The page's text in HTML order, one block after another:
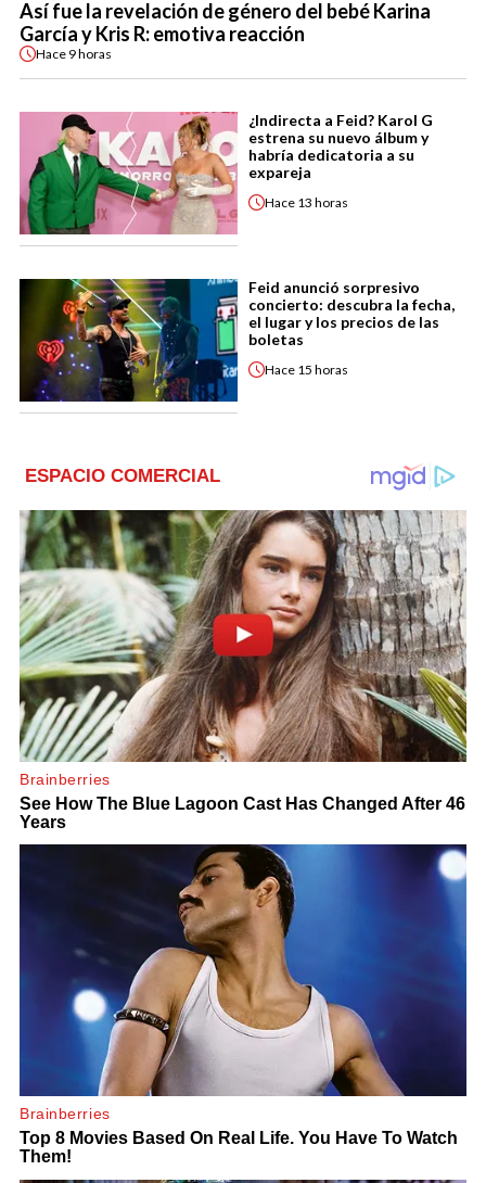
Así fue la revelación de género del bebé Karina
García y Kris R: emotiva reacción
Hace 9 horas
¿Indirecta a Feid? Karol G
estrena su nuevo álbum y
habría dedicatoria a su
expareja
Hace 13 horas
Feid anunció sorpresivo
concierto: descubra la fecha,
el lugar y los precios de las
boletas
Hace 15 horas